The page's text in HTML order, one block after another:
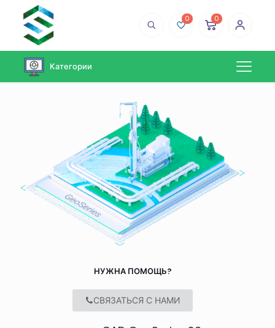
0 0
Категории
НУЖНА ПОМОЩЬ?
СВЯЗАТЬСЯ С НАМИ